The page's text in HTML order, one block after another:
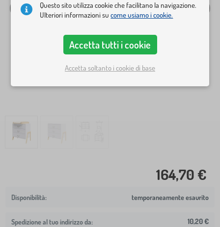
164,70 €
temporaneamente esaurito
Spedizione al tuo indirizzo da: 10,20 €
Questo sito utilizza cookie che facilitano la navigazione.
Ulteriori informazioni sucome usiamo i cookie.
Accetta tutti i cookie
Accetta soltanto i cookie di base